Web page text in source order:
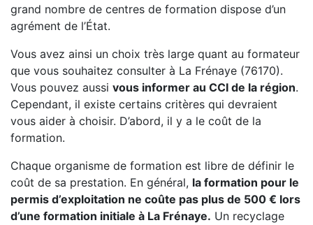
grand nombre de centres de formation dispose d’un
agrément de l’État.
Vous avez ainsi un choix très large quant au formateur
que vous souhaitez consulter à La Frénaye (76170).
Vous pouvez aussi vous informer au CCI de la région.
Cependant, il existe certains critères qui devraient
vous aider à choisir. D’abord, il y a le coût de la
formation.
Chaque organisme de formation est libre de définir le
coût de sa prestation. En général, la formation pour le
permis d’exploitation ne coûte pas plus de 500 € lors
d’une formation initiale à La Frénaye. Un recyclage